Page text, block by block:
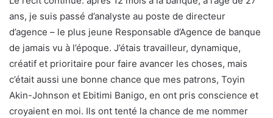
ans, je suis passé d’analyste au poste de directeur
d’agence – le plus jeune Responsable d’Agence de banque
de jamais vu à l’époque. J’étais travailleur, dynamique,
créatif et prioritaire pour faire avancer les choses, mais
c’était aussi une bonne chance que mes patrons, Toyin
Akin-Johnson et Ebitimi Banigo, en ont pris conscience et
croyaient en moi. Ils ont tenté la chance de me nommer